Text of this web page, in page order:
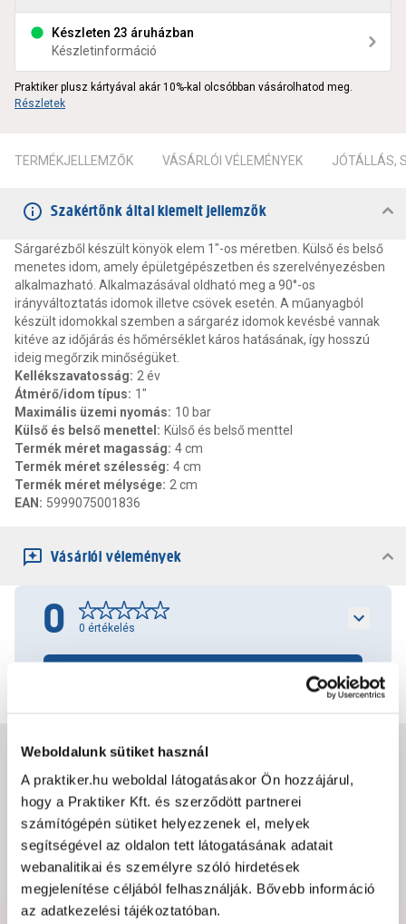
Weboldalunk sütiket használ
A praktiker.hu weboldal látogatásakor Ön hozzájárul,
hogy a Praktiker Kft. és szerződött partnerei
számítógépén sütiket helyezzenek el, melyek
segítségével az oldalon tett látogatásának adatait
webanalitikai és személyre szóló hirdetések
megjelenítése céljából felhasználják. Bővebb információ
az adatkezelési tájékoztatóban.
Készleten 23 áruházban
Készletinformáció
Praktiker plusz kártyával akár 10%-kal olcsóbban vásárolhatod meg.
Részletek
TERMÉKJELLEMZŐK VÁSÁRLÓI VÉLEMÉNYEK JÓTÁLLÁS,
Szakértőnk által kiemelt jellemzők
Sárgarézből készült könyök elem 1"-os méretben. Külső és belső
menetes idom, amely épületgépészetben és szerelvényezésben
alkalmazható. Alkalmazásával oldható meg a 90°-os
irányváltoztatás idomok illetve csövek esetén. A műanyagból
készült idomokkal szemben a sárgaréz idomok kevésbé vannak
kitéve az időjárás és hőmérséklet káros hatásának, így hosszú
ideig megőrzik minőségüket.
Kellékszavatosság: 2 év
Átmérő/idom típus: 1"
Maximális üzemi nyomás: 10 bar
Külső és belső menettel : Külső és belső menttel
Termék méret magasság: 4 cm
Termék méret szélesség: 4 cm
Termék méret mélysége: 2 cm
EAN : 5999075001836
Vásárlói vélemények
0 0 értékelés
Jótállás, szavatosság
Csomagolási és súly információk
Dokumentumok, felelős személy